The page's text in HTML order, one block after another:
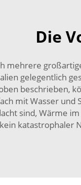
Die
mehrere
gelegentlich
beschrieben,
mit Wasser und
sind, Wärme
katastrophaler